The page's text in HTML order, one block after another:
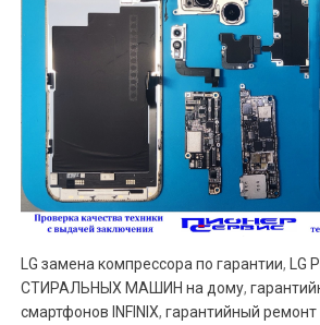
LG замена компрессора по гарантии,LG
СТИРАЛЬНЫХ МАШИН на дому,
смартфонов INFINIX,гарантийный